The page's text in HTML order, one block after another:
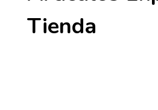
Tienda